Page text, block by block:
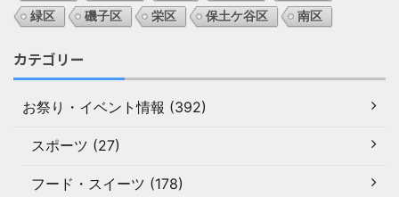
緑区
磯子区 栄区 保土ケ谷区 南区
カテゴリー
お祭り・イベント情報 (392)
スポーツ (27)
フード・スイーツ (178)